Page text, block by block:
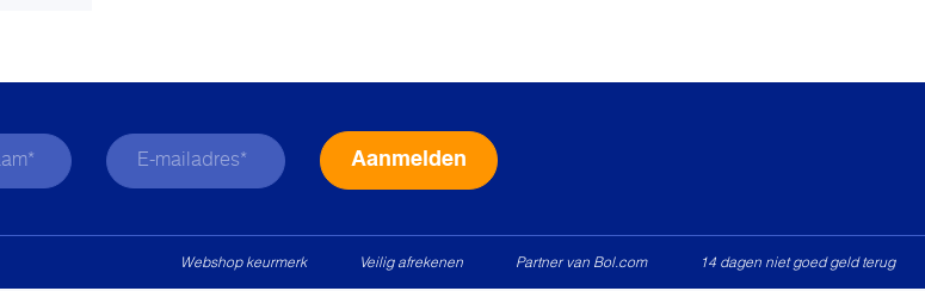
Webshop keurmerk Veilig afrekenen Partner van Bol.com 14 dagen niet goed geld terug